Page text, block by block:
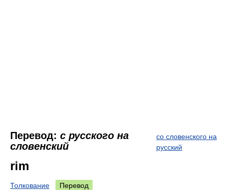
Перевод: с русского на
словенский
со словенского на
русский
rim
Толкование Перевод